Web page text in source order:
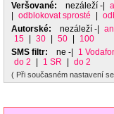
Veršované:
nezáleží -|
odblokovat sprosté
Autorské:
nezáleží -|
15
30 50
100
SMS filtr:
ne -| 1
do 2
1 SR do 2
( Při současném nastavení